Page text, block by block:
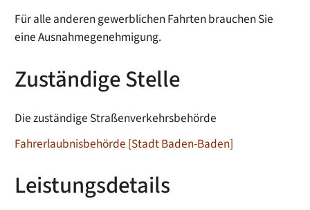
Für alle anderen gewerblichen Fahrten brauchen Sie
eine Ausnahmegenehmigung.
Zuständige Stelle
Die zuständige Straßenverkehrsbehörde
Fahrerlaubnisbehörde [Stadt Baden-Baden]
Leistungsdetails